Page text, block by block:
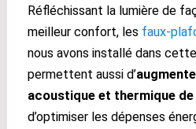
Réfléchissant la lumière de
meilleur confort, les faux-
nous avons installé dans
permettent aussi d’
acoustique et thermique de
d’optimiser les dépenses